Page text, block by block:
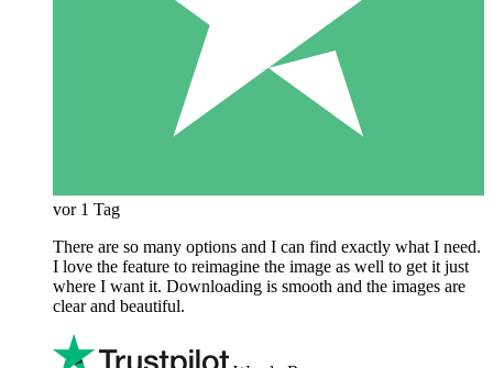
vor 1 Tag
There are so many options and I can find exactly what I need.
I love the feature to reimagine the image as well to get it just
where I want it. Downloading is smooth and the images are
clear and beautiful.